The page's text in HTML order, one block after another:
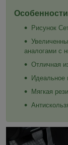
Рисунок
аналогами с
Отличная
Идеальное
Мягкая